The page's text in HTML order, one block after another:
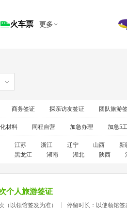
火车票 更多
商务签证 探亲访友签证 团队旅游
材料 同程自营 加急办理 加急5
江苏 浙江 辽宁 山西 新
黑龙江 湖南 湖北 陕西
个人旅游签证
（以领馆签发为准）
停留时长：以使领馆签